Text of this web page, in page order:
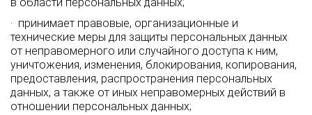
· принимает правовые, организационные и
технические меры для защиты персональных данных
от неправомерного или случайного доступа к ним,
уничтожения, изменения, блокирования, копирования,
предоставления, распространения персональных
данных, а также от иных неправомерных действий в
отношении персональных данных;